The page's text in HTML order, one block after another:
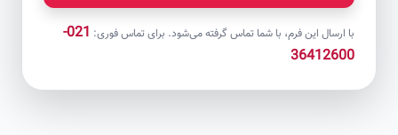
با ارسال این فرم، با شما تماس گرفته می‌شود. برای تماس فوری:
021-
36412600